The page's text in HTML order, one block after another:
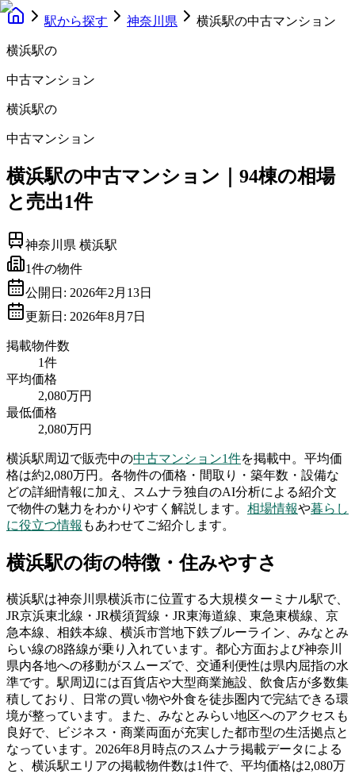
駅から探す 神奈川県 横浜駅の中古マンション
横浜駅の
中古マンション
横浜駅の
中古マンション
横浜駅の中古マンション｜94棟の相場
と売出1件
神奈川県 横浜駅
1件の物件
公開日: 2026年2月13日
更新日: 2026年8月7日
掲載物件数
1件
平均価格
2,080万円
最低価格
2,080万円
横浜駅周辺で販売中の中古マンション1件を掲載中。 平均価
格は約2,080万円。 各物件の価格・間取り・築年数・設備な
どの詳細情報に加え、スムナラ独自のAI分析による紹介文
で物件の魅力をわかりやすく解説します。 相場情報や暮らし
に役立つ情報 もあわせてご紹介します。
横浜駅の街の特徴・住みやすさ
横浜駅は神奈川県横浜市に位置する大規模ターミナル駅で、
JR京浜東北線・JR横須賀線・JR東海道線、東急東横線、京
急本線、相鉄本線、横浜市営地下鉄ブルーライン、みなとみ
らい線の8路線が乗り入れています。都心方面および神奈川
県内各地への移動がスムーズで、交通利便性は県内屈指の水
準です。駅周辺には百貨店や大型商業施設、飲食店が多数集
積しており、日常の買い物や外食を徒歩圏内で完結できる環
境が整っています。また、みなとみらい地区へのアクセスも
良好で、ビジネス・商業両面が充実した都市型の生活拠点と
なっています。2026年8月時点のスムナラ掲載データによる
と、横浜駅エリアの掲載物件数は1件で、平均価格は2,080万